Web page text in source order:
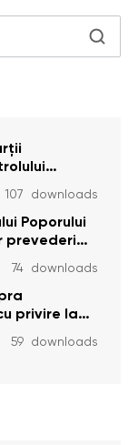
cu privire la
liberate
107 downloads
Poporului
prevederi
de
infracțiuni
74 downloads
privire la
59 downloads